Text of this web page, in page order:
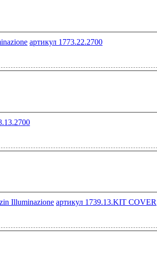
артикул 1773.22.2700
артикул 1739.13.KIT COVER